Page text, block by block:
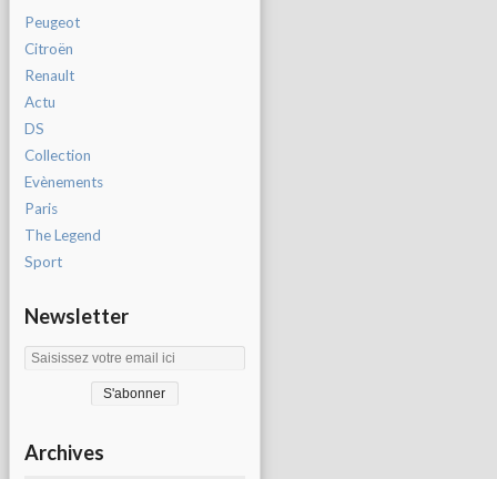
Peugeot
Citroën
Renault
Actu
DS
Collection
Evènements
Paris
The Legend
Sport
Newsletter
Archives